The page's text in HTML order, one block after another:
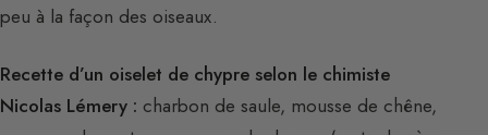
peu à la façon des oiseaux.
Recette d’un oiselet de chypre selon le chimiste
Nicolas Lémery : charbon de saule, mousse de chêne,